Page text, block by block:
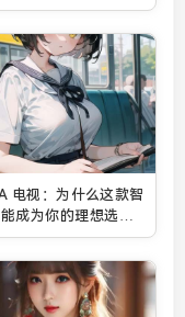
丛林中面临生死抉
电视：为什么这款智
成为你的理想选